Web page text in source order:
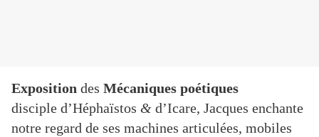
Exposition des Mécaniques poétiques
disciple d’Héphaïstos & d’Icare, Jacques enchante
notre regard de ses machines articulées, mobiles